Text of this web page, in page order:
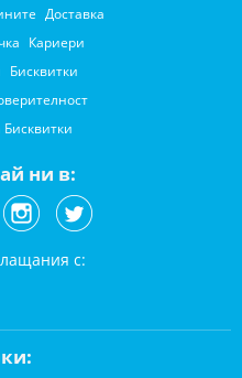
Доставка
Кариери
Бисквитки
ни в:
с: